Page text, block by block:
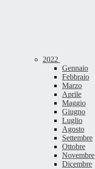
2022
Gennaio
Febbraio
Marzo
Aprile
Maggio
Giugno
Luglio
Agosto
Settembre
Ottobre
Novembre
Dicembre